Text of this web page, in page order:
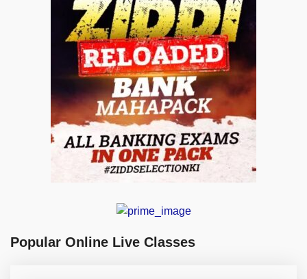
Popular Online Live Classes